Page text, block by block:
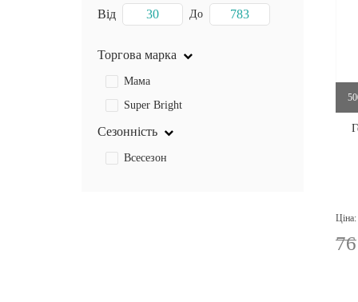
Від До
Торгова марка
Мама
Super Bright
Сезонність
Всесезон
Ціна:
76